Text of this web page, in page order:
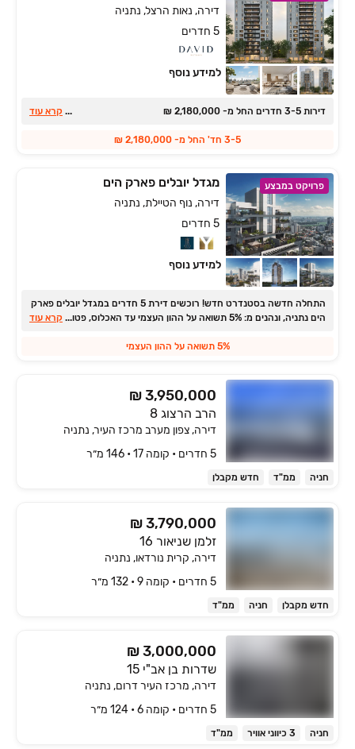
דירה, נאות הרצל, נתניה
5 חדרים
למידע נוסף
דירות ‏3-5 חדרים החל מ- ‏2,180,000 ‏₪ ... קרא עוד
3-5 חד' החל מ- 2,180,000 ₪
פרויקט במבצע מגדל יובלים פארק הים
דירה, נוף הטיילת, נתניה
5 חדרים
למידע נוסף
התחלה חדשה בסטנדרט חדש! רוכשים דירת ‏5 חדרים במגדל יובלים פארק
הים נתניה, ונהנים מ: ‏5% תשואה על ההון העצמי עד האכלוס, פטור
... קרא עוד
5% תשואה על ההון העצמי
₪ 3,950,000
הרב הרצוג 8
דירה, צפון מערב מרכז העיר, נתניה
5 חדרים • קומה ‎17‏ • 146 מ״ר
חניה ממ"ד חדש מקבלן
₪ 3,790,000
זלמן שניאור 16
דירה, קרית נורדאו, נתניה
5 חדרים • קומה ‎9‏ • 132 מ״ר
חדש מקבלן חניה ממ"ד
₪ 3,000,000
שדרות בן אב"י 15
דירה, מרכז העיר דרום, נתניה
5 חדרים • קומה ‎6‏ • 124 מ״ר
חניה 3 כיווני אוויר ממ"ד